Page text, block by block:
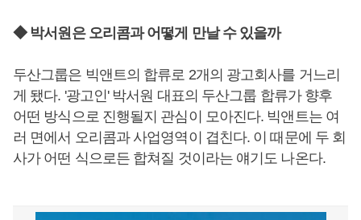
◆ 박서원은 오리콤과 어떻게 만날 수 있을까
두산그룹은 빅앤트의 합류로 2개의 광고회사를 거느리
게 됐다. '광고인' 박서원 대표의 두산그룹 합류가 향후
어떤 방식으로 진행될지 관심이 모아진다. 빅앤트는 여
러 면에서 오리콤과 사업영역이 겹친다. 이 때문에 두 회
사가 어떤 식으로든 합쳐질 것이라는 얘기도 나온다.